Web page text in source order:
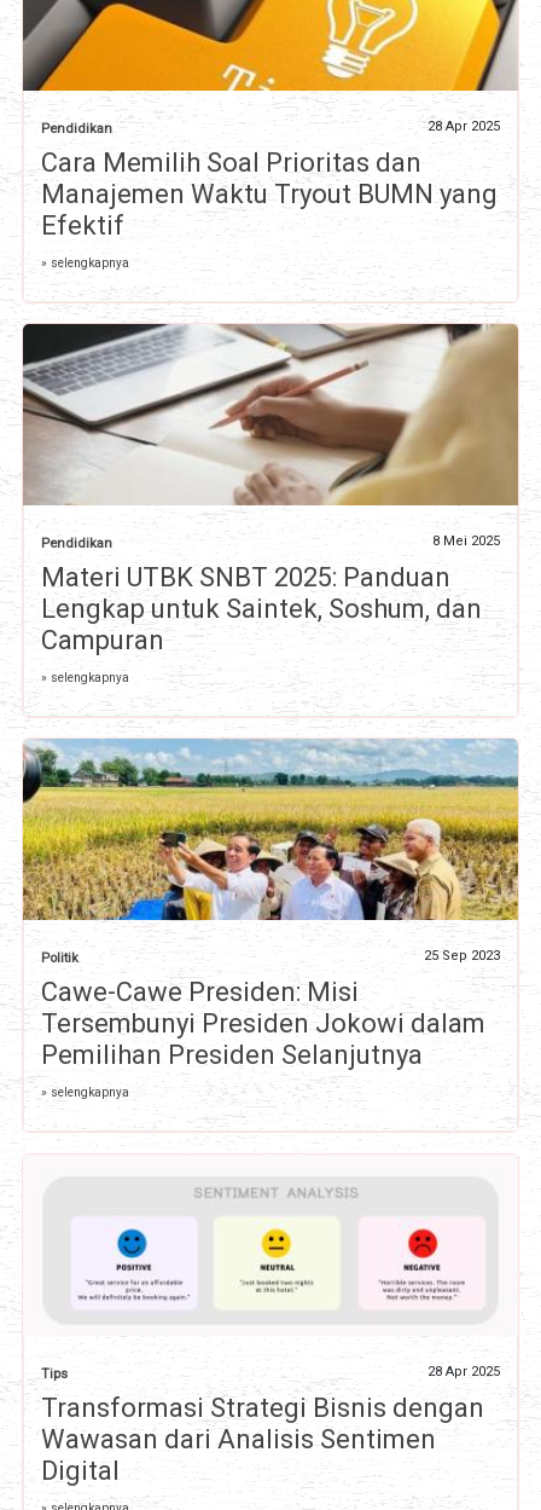
Pendidikan 28 Apr 2025
Cara Memilih Soal Prioritas dan
Manajemen Waktu Tryout BUMN yang
Efektif
» selengkapnya
Pendidikan 8 Mei 2025
Materi UTBK SNBT 2025: Panduan
Lengkap untuk Saintek, Soshum, dan
Campuran
» selengkapnya
Politik 25 Sep 2023
Cawe-Cawe Presiden: Misi
Tersembunyi Presiden Jokowi dalam
Pemilihan Presiden Selanjutnya
» selengkapnya
Tips 28 Apr 2025
Transformasi Strategi Bisnis dengan
Wawasan dari Analisis Sentimen
Digital